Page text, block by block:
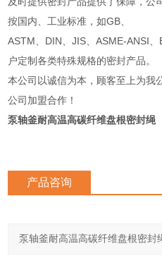
按国内、工业标准，如GB、
ASTM、DIN、JIS、ASME-ANSI
户定制各类特殊规格的密封产品。
本公司以诚信为本，顾客至上为我
公司加盟合作！
泵轴釜耐高温高碳纤维盘根密封绳
产品咨询